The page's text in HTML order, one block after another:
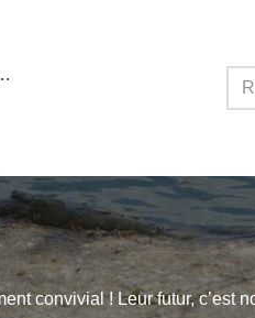
convivial ! Leur futur, c’est